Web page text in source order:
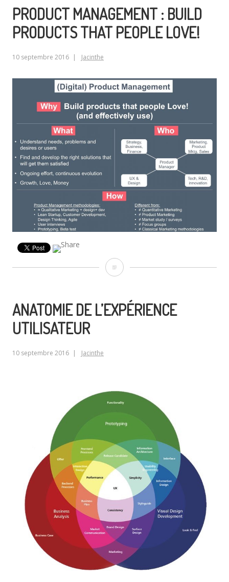
le
RDV
de
créativité
PRODUCT MANAGEMENT : BUILD
PRODUCTS THAT PEOPLE LOVE!
10 septembre 2016 Jacinthe
Product
:
love!
ANATOMIE DE L’EXPÉRIENCE
UTILISATEUR
10 septembre 2016 Jacinthe